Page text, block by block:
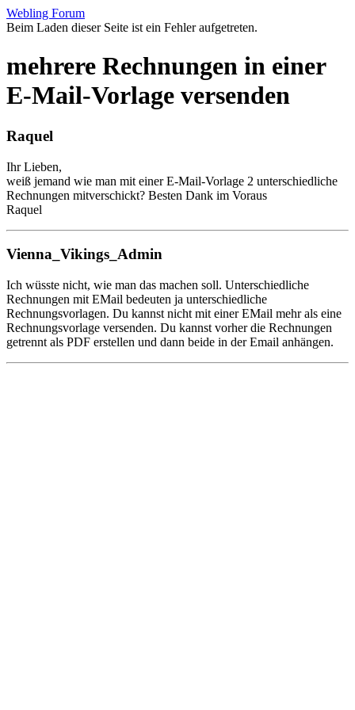
Webling Forum
Beim Laden dieser Seite ist ein Fehler aufgetreten.
mehrere Rechnungen in einer
E-Mail-Vorlage versenden
Raquel
Ihr Lieben,
weiß jemand wie man mit einer E-Mail-Vorlage 2 unterschiedliche
Rechnungen mitverschickt? Besten Dank im Voraus
Raquel
Vienna_Vikings_Admin
Ich wüsste nicht, wie man das machen soll. Unterschiedliche
Rechnungen mit EMail bedeuten ja unterschiedliche
Rechnungsvorlagen. Du kannst nicht mit einer EMail mehr als eine
Rechnungsvorlage versenden. Du kannst vorher die Rechnungen
getrennt als PDF erstellen und dann beide in der Email anhängen.